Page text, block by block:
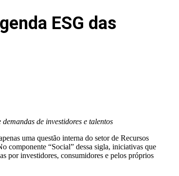
ESG das
de investidores e talentos
uma questão interna do setor de Recursos
componente “Social” dessa sigla, iniciativas que
por investidores, consumidores e pelos próprios